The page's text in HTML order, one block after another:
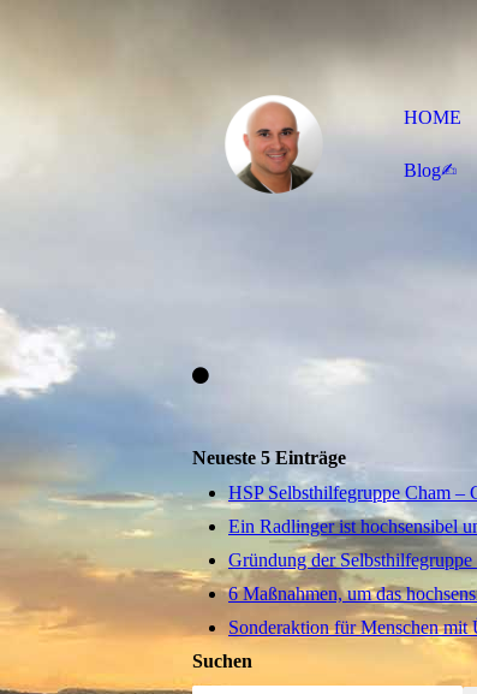
HOME
Blog✍︎
Neueste 5 Einträge
HSP Selbsthilfegruppe Cham –
Ein Radlinger ist hochsensibel
Gründung der
6 Maßnahmen, um das
Sonderaktion für Menschen
Suchen